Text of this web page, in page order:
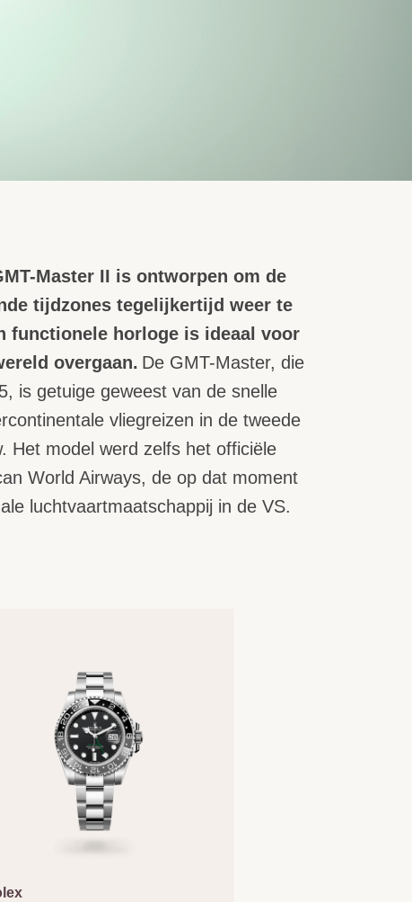
Master II is ontworpen om de
tijdzones tegelijkertijd weer te
functionele horloge is ideaal voor
overgaan. De GMT-Master, die
is getuige geweest van de snelle
vliegreizen in de tweede
Het model werd zelfs het officiële
World Airways, de op dat moment
luchtvaartmaatschappij in de VS.